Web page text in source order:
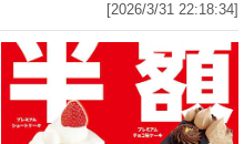
[2026/3/31 22:18:34]